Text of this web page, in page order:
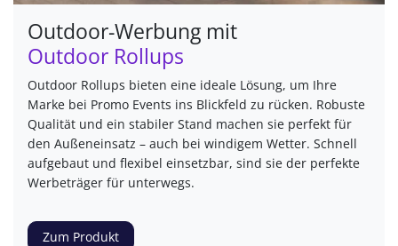
Outdoor-Werbung mit
Outdoor Rollups
Outdoor Rollups bieten eine ideale Lösung, um Ihre
Marke bei Promo Events ins Blickfeld zu rücken. Robuste
Qualität und ein stabiler Stand machen sie perfekt für
den Außeneinsatz – auch bei windigem Wetter. Schnell
aufgebaut und flexibel einsetzbar, sind sie der perfekte
Werbeträger für unterwegs.
Zum Produkt